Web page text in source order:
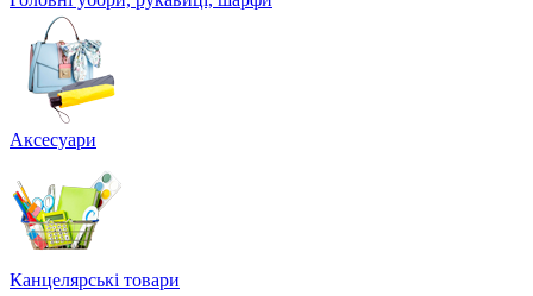
Аксесуари
Канцелярські товари